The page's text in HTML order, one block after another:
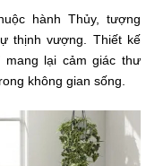
hành Thủy, tượng
thịnh vượng. Thiết kế
mang lại cảm giác thư
không gian sống.